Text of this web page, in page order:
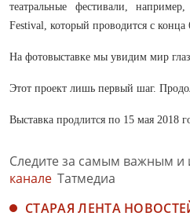
театральные фестивали,
Festival, который проводится с
На фотовыставке мы увидим мир
Этот проект лишь первый шаг.
Выставка продлится по 15 мая 2018
Следите за самым важным и
канале Татмедиа
СТАРАЯ ЛЕНТА